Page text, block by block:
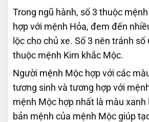
Trong ngũ hành, số 3 thuộc
hợp với mệnh Hỏa, đem đến
lộc cho chủ xe. Số 3 nên tránh số
thuộc mệnh Kim khắc Mộc.
Người mệnh Mộc hợp với các
tương sinh và tương hợp với
mệnh Mộc hợp nhất là màu xanh
bản mệnh của mệnh Mộc giúp